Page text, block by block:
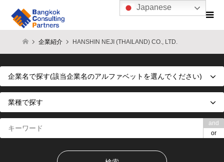
企業紹介 HANSHIN NEJI (THAILAND) CO., LTD.
and
or
Japanese